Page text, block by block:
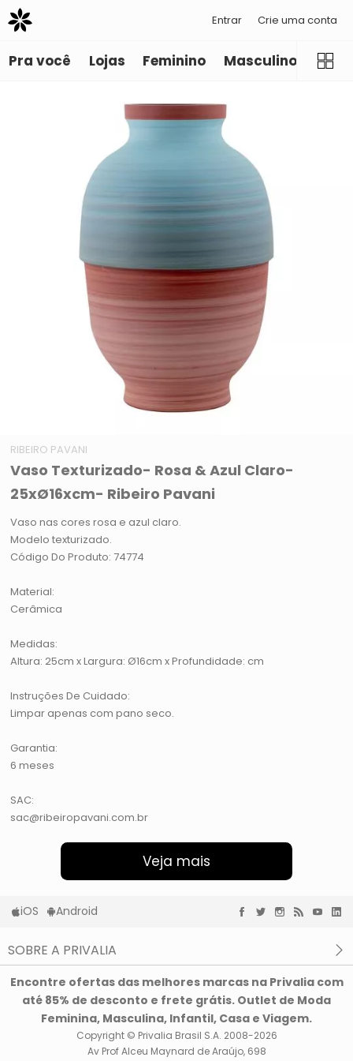
Entrar Crie uma conta
Pra você Lojas Feminino Masculino
RIBEIRO PAVANI
Vaso Texturizado- Rosa & Azul Claro-
25xØ16xcm- Ribeiro Pavani
Vaso nas cores rosa e azul claro.
Modelo texturizado.
Código Do Produto: 74774
Material:
Cerâmica
Medidas:
Altura: 25cm x Largura: Ø16cm x Profundidade: cm
Instruções De Cuidado:
Limpar apenas com pano seco.
Garantia:
6 meses
SAC:
sac@ribeiropavani.com.br
Veja mais
iOS Android
SOBRE A PRIVALIA
Privacidade e Cookies
Condições de uso
Encontre ofertas das melhores marcas na Privalia com
até 85% de desconto e frete grátis. Outlet de Moda
Feminina, Masculina, Infantil, Casa e Viagem.
Copyright © Privalia Brasil S.A. 2008-2026
Av Prof Alceu Maynard de Araújo, 698